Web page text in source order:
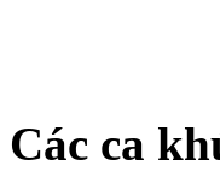
Các ca